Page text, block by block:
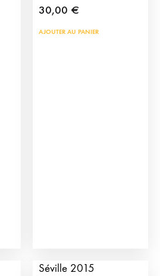
30,00 €
AJOUTER AU PANIER
Séville 2015